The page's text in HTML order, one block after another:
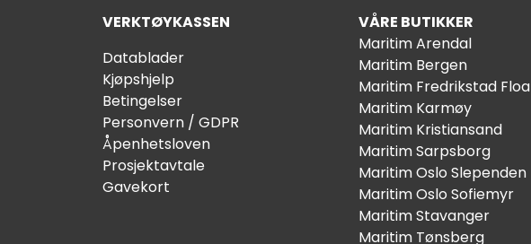
VERKTØYKASSEN
Datablader
Kjøpshjelp
Betingelser
Personvern / GDPR
Åpenhetsloven
Prosjektavtale
Gavekort
VÅRE BUTIKKER
Maritim Arendal
Maritim Bergen
Maritim Fredrikstad Floa
Maritim Karmøy
Maritim Kristiansand
Maritim Sarpsborg
Maritim Oslo Slependen
Maritim Oslo Sofiemyr
Maritim Stavanger
Maritim Tønsberg